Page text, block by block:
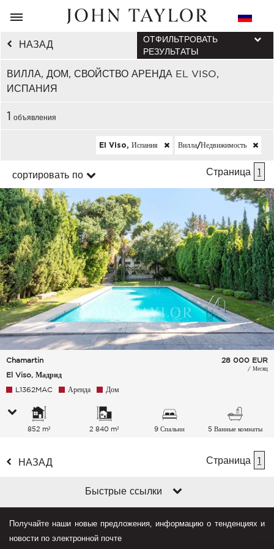
НАЗАД
ВИЛЛА, ДОМ, СВОЙСТВО АРЕНДА EL VISO,
ИСПАНИЯ
ОТФИЛЬТРОВАТЬ
РЕЗУЛЬТАТЫ
1 объявления
El Viso, Испания Вилла/недвижимость
сортировать по Страница 1
Chamartin
El Viso, Мадрид
28 000 EUR
/ Месяц
L1362MAC Аренда Дом
852 m² 2 840 m² 9 Спальни 5 Ванные комнаты
НАЗАД Страница 1
Быстрые ссылки
Получайте наши новые предложения, информацию о тенденциях и
новости по электронной почте